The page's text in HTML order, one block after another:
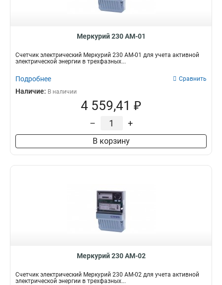
Меркурий 230 АМ-01
Счетчик электрический Меркурий 230 АМ-01 для учета активной
электрической энергии в трехфазных...
Подробнее Сравнить
Наличие: В наличии
4 559,41 ₽
– +
В корзину
Меркурий 230 АМ-02
Счетчик электрический Меркурий 230 АМ-02 для учета активной
электрической энергии в трехфазных...